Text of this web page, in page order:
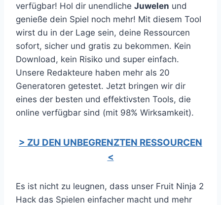
verfügbar! Hol dir unendliche Juwelen und
genieße dein Spiel noch mehr! Mit diesem Tool
wirst du in der Lage sein, deine Ressourcen
sofort, sicher und gratis zu bekommen. Kein
Download, kein Risiko und super einfach.
Unsere Redakteure haben mehr als 20
Generatoren getestet. Jetzt bringen wir dir
eines der besten und effektivsten Tools, die
online verfügbar sind (mit 98% Wirksamkeit).
> ZU DEN UNBEGRENZTEN RESSOURCEN
<
Es ist nicht zu leugnen, dass unser Fruit Ninja 2
Hack das Spielen einfacher macht und mehr